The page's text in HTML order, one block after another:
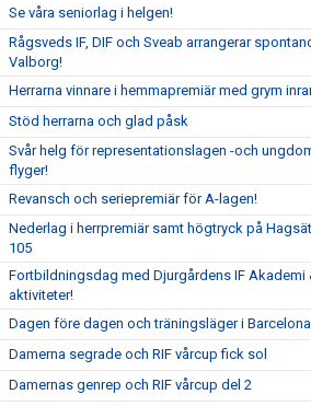
Se våra seniorlag i helgen!
Rågsveds IF, DIF och Sveab arrangerar
Valborg!
Herrarna vinnare i hemmapremiär med grym
Stöd herrarna och glad påsk
Svår helg för representationslagen -och
flyger!
Revansch och seriepremiär för A-lagen!
Nederlag i herrpremiär samt högtryck på
105
Fortbildningsdag med Djurgårdens IF Akademi
aktiviteter!
Dagen före dagen och träningsläger i
Damerna segrade och RIF vårcup fick sol
Damernas genrep och RIF vårcup del 2